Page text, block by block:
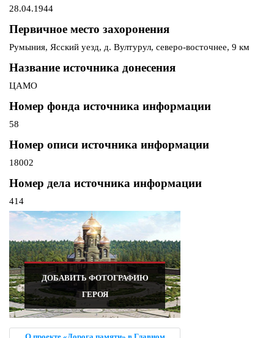
28.04.1944
Первичное место захоронения
Румыния, Ясский уезд, д. Вултурул, северо-восточнее, 9 км
Название источника донесения
ЦАМО
Номер фонда источника информации
58
Номер описи источника информации
18002
Номер дела источника информации
414
ДОБАВИТЬ ФОТОГРАФИЮ
ГЕРОЯ